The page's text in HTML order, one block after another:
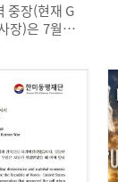
중장(현재 G
장)은 7월 9
쟁기념관을 방문하였다.